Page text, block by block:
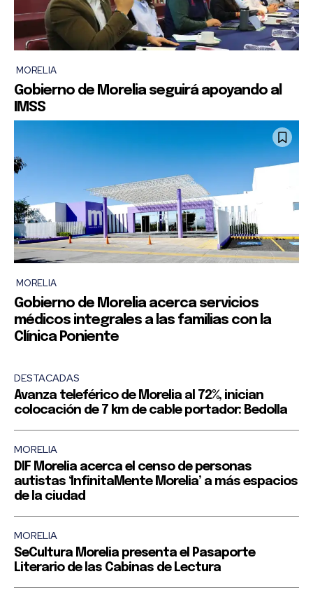
MORELIA
Gobierno de Morelia seguirá apoyando al
IMSS
MORELIA
Gobierno de Morelia acerca servicios
médicos integrales a las familias con la
Clínica Poniente
DESTACADAS
Avanza teleférico de Morelia al 72%, inician
colocación de 7 km de cable portador: Bedolla
MORELIA
DIF Morelia acerca el censo de personas
autistas ‘InfinitaMente Morelia’ a más espacios
de la ciudad
MORELIA
SeCultura Morelia presenta el Pasaporte
Literario de las Cabinas de Lectura